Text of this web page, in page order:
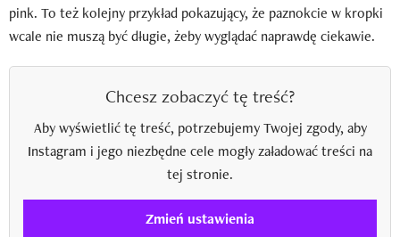
pink. To też kolejny przykład pokazujący, że paznokcie w kropki
wcale nie muszą być długie, żeby wyglądać naprawdę ciekawie.
Chcesz zobaczyć tę treść?
Aby wyświetlić tę treść, potrzebujemy Twojej zgody, aby
Instagram i jego niezbędne cele mogły załadować treści na
tej stronie.
Zmień ustawienia